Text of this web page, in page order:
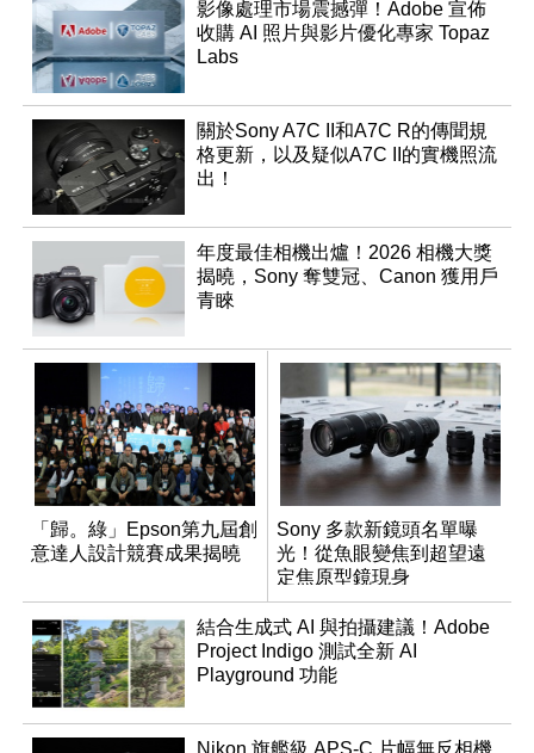
影像處理市場震撼彈！Adobe 宣佈
收購 AI 照片與影片優化專家 Topaz
Labs
關於Sony A7C II和A7C R的傳聞規
格更新，以及疑似A7C II的實機照流
出！
年度最佳相機出爐！2026 相機大獎
揭曉，Sony 奪雙冠、Canon 獲用戶
青睞
「歸。綠」Epson第九屆創
意達人設計競賽成果揭曉
Sony 多款新鏡頭名單曝
光！從魚眼變焦到超望遠
定焦原型鏡現身
結合生成式 AI 與拍攝建議！Adobe
Project Indigo 測試全新 AI
Playground 功能
Nikon 旗艦級 APS-C 片幅無反相機